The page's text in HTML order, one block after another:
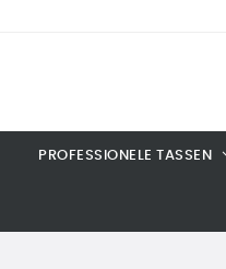
PROFESSIONELE TASSEN